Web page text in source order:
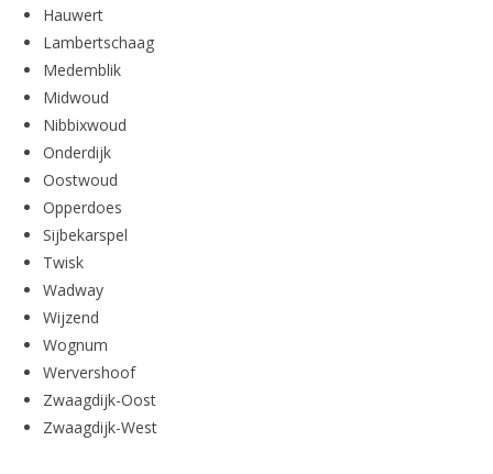
Hauwert
Lambertschaag
Medemblik
Midwoud
Nibbixwoud
Onderdijk
Oostwoud
Opperdoes
Sijbekarspel
Twisk
Wadway
Wijzend
Wognum
Wervershoof
Zwaagdijk-Oost
Zwaagdijk-West